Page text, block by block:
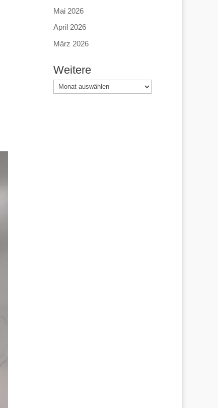
Mai 2026
April 2026
März 2026
Weitere
Weitere